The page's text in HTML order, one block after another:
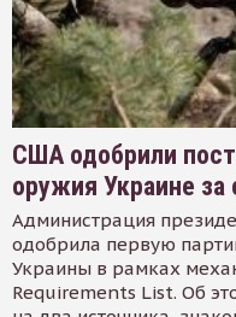
США одобрили
оружия Украине за
Администрация
одобрила первую
Украины в рамках
Requirements List. Об